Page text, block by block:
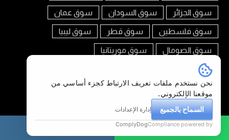
سوق الجزائر سوق السودان سوق عمان
سوق فلسطين سوق قطر سوق ليبيا
سوق الصومال سوق موريتانيا
تابعنا على
سوق العرب جيبوتي © 2026واتساب
نحن نستخدم ملفات تعريف الارتباط كجزء أساسي من
موقعنا الإلكتروني.
السماح بالجميع
إدارة الإعدادات
Compliance powered by
ComplyDog